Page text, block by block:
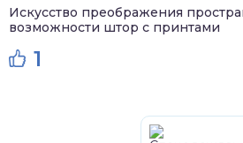
Искусство преображения
возможности штор с принтами
1